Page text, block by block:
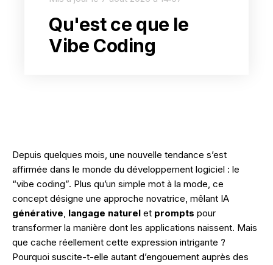
Applications web, Extranet / Intranet
Développement sur-mesure.
Odoo
Python
Vue.js
Progressive Web App (PWA)
Votre secteur.
E-commerce.
Immobilier.
Se former.
Formation IA
Formation SEO
Formation Social Media
Guide : SEO et Webflow, la combinaison
gagnante pour un site web optimisé
Qu'est ce que le
Vibe Coding
Depuis quelques mois, une nouvelle tendance s’est
affirmée dans le monde du développement logiciel : le
“vibe coding”. Plus qu’un simple mot à la mode, ce
concept désigne une approche novatrice, mêlant IA
générative, langage naturel et prompts pour
transformer la manière dont les applications naissent. Mais
que cache réellement cette expression intrigante ?
Pourquoi suscite-t-elle autant d’engouement auprès des